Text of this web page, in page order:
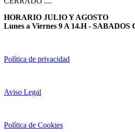
HORARIO JULIO Y AGOSTO
Lunes a Viernes 9 A 14.H - SABADOS
Política de privacidad
Aviso Legal
Política de Cookies